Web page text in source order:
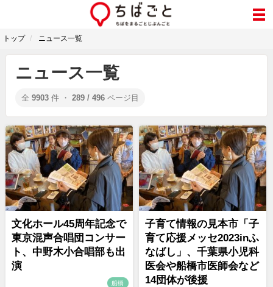
トップ ニュース一覧
ニュース一覧
全 9903 件 ・ 289 / 496 ページ目
文化ホール45周年記念で
東京混声合唱団コンサー
ト、中野木小合唱部も出
演
船橋
子育て情報の見本市「子
育て応援メッセ2023inふ
なばし」、千葉県小児科
医会や船橋市医師会など
14団体が後援